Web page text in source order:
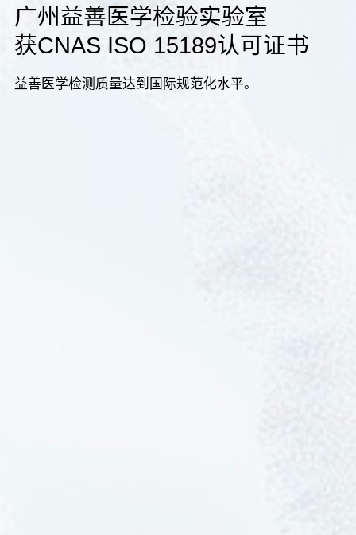
广州益善医学检验实验室
获CNAS ISO 15189认可证书
益善医学检测质量达到国际规范化水平。